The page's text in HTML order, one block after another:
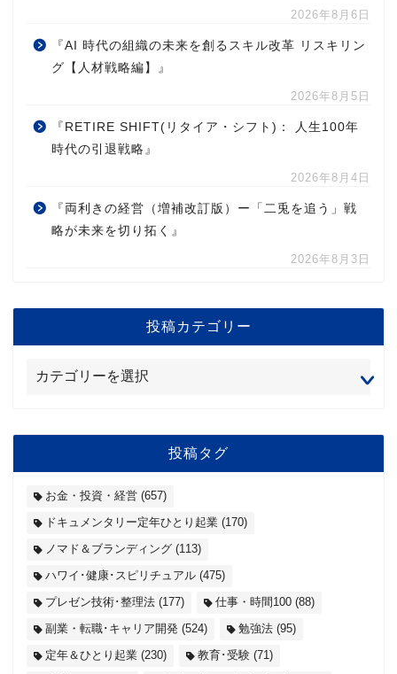
2026年8月6日
『AI 時代の組織の未来を創るスキル改革 リスキリン
グ【人材戦略編】』
2026年8月5日
『RETIRE SHIFT(リタイア・シフト)： 人生100年
時代の引退戦略』
2026年8月4日
『両利きの経営（増補改訂版）ー「二兎を追う」戦
略が未来を切り拓く』
2026年8月3日
投稿カテゴリー
投稿タグ
お金・投資・経営 (657)
ドキュメンタリー定年ひとり起業 (170)
ノマド＆ブランディング (113)
ハワイ･健康･スピリチュアル (475)
プレゼン技術･整理法 (177) 仕事・時間100 (88)
副業・転職･キャリア開発 (524) 勉強法 (95)
定年＆ひとり起業 (230) 教育･受験 (71)